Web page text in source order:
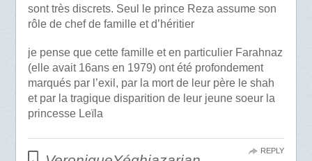
sont très discrets. Seul le prince Reza assume son
rôle de chef de famille et d’héritier
je pense que cette famille et en particulier Farahnaz
(elle avait 16ans en 1979) ont été profondement
marqués par l’exil, par la mort de leur père le shah
et par la tragique disparition de leur jeune soeur la
princesse Leïla
REPLY